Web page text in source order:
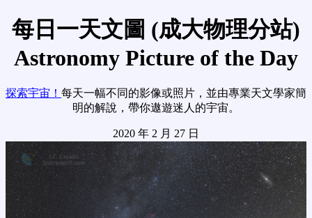
每日一天文圖 (成大物理分站)
Astronomy Picture of the Day
探索宇宙！ 每天一幅不同的影像或照片，並由專業天文學家簡
明的解說，帶你遨遊迷人的宇宙。
2020 年 2 月 27 日